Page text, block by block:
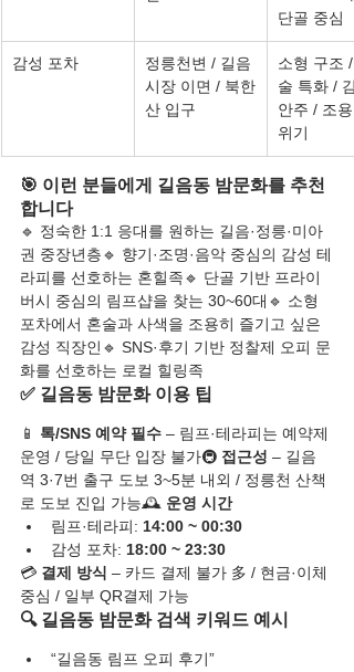
단골 중심
감성 포차
정릉천변 / 길음
시장 이면 / 북한
산 입구
소형 구조 /
술 특화 /
안주 / 조용
위기
🎯 이런 분들에게 길음동 밤문화를 추천
합니다
🔹 정숙한 1:1 응대를 원하는 길음·정릉·미아
권 중장년층🔹 향기·조명·음악 중심의 감성 테
라피를 선호하는 혼힐족🔹 단골 기반 프라이
버시 중심의 림프샵을 찾는 30~60대🔹 소형
포차에서 혼술과 사색을 조용히 즐기고 싶은
감성 직장인🔹 SNS·후기 기반 정찰제 오피 문
화를 선호하는 로컬 힐링족
✅ 길음동 밤문화 이용 팁
📱 톡/SNS 예약 필수 – 림프·테라피는 예약제
운영 / 당일 무단 입장 불가🚇 접근성 – 길음
역 3·7번 출구 도보 3~5분 내외 / 정릉천 산책
로 도보 진입 가능🕰️ 운영 시간
림프·테라피: 14:00 ~ 00:30
감성 포차: 18:00 ~ 23:30
💳 결제 방식 – 카드 결제 불가 多 / 현금·이체
중심 / 일부 QR결제 가능
🔍 길음동 밤문화 검색 키워드 예시
“길음동 림프 오피 후기”